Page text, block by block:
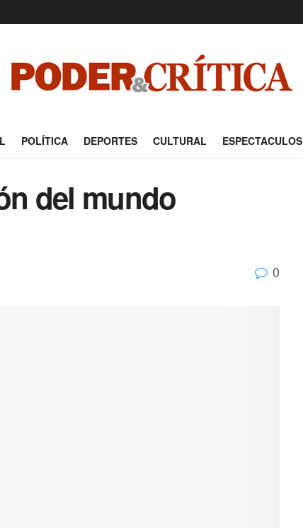
POLÍTICA DEPORTES CULTURAL ESPECTACULOS
del mundo
0